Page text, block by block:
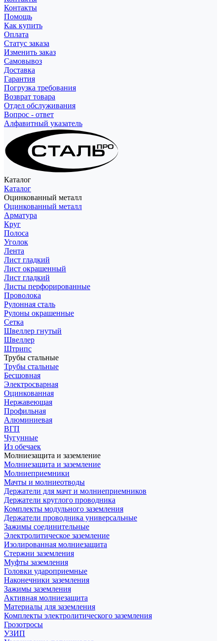
Контакты
Помощь
Как купить
Оплата
Статус заказа
Изменить заказ
Самовывоз
Доставка
Гарантия
Погрузка требования
Возврат товара
Отдел обслуживания
Вопрос - ответ
Алфавитный указатель
Каталог
Каталог
Оцинкованный металл
Оцинкованный металл
Арматура
Круг
Полоса
Уголок
Лента
Лист гладкий
Лист окрашенный
Лист гладкий
Листы перфорированные
Проволока
Рулонная сталь
Рулоны окрашенные
Сетка
Швеллер гнутый
Швеллер
Штрипс
Трубы стальные
Трубы стальные
Бесшовная
Электросварная
Оцинкованная
Нержавеющая
Профильная
Алюминиевая
ВГП
Чугунные
Из обечаек
Молниезащита и заземление
Молниезащита и заземление
Молниеприемники
Мачты и молниеотводы
Держатели для мачт и молниеприемников
Держатели круглого проводника
Комплекты модульного заземления
Держатели проводника универсальные
Зажимы соединительные
Электролитическое заземление
Изолированная молниезащита
Стержни заземления
Муфты заземления
Головки удароприемные
Наконечники заземления
Зажимы заземления
Активная молниезащита
Материалы для заземления
Комплекты электролитического заземления
Грозотросы
УЗИП